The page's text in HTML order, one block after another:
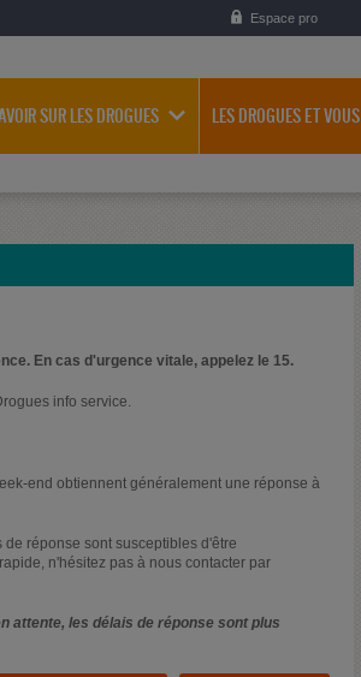
Espace pro
SUR LES DROGUES LES DROGUES ET VOUS
En cas d'urgence vitale, appelez le 15.
info service.
end obtiennent généralement une réponse à
réponse sont susceptibles d'être
n'hésitez pas à nous contacter par
attente, les délais de réponse sont plus